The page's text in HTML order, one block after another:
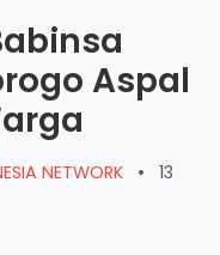
Aspal
NETWORK •
13